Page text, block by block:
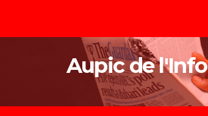
Aupic de l'Info